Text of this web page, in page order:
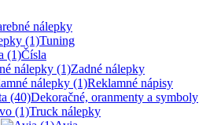
nálepky
Tuning
Čísla
Zadné nálepky
Reklamné nápisy
Dekoračné, oranmenty a symboly
Truck nálepky